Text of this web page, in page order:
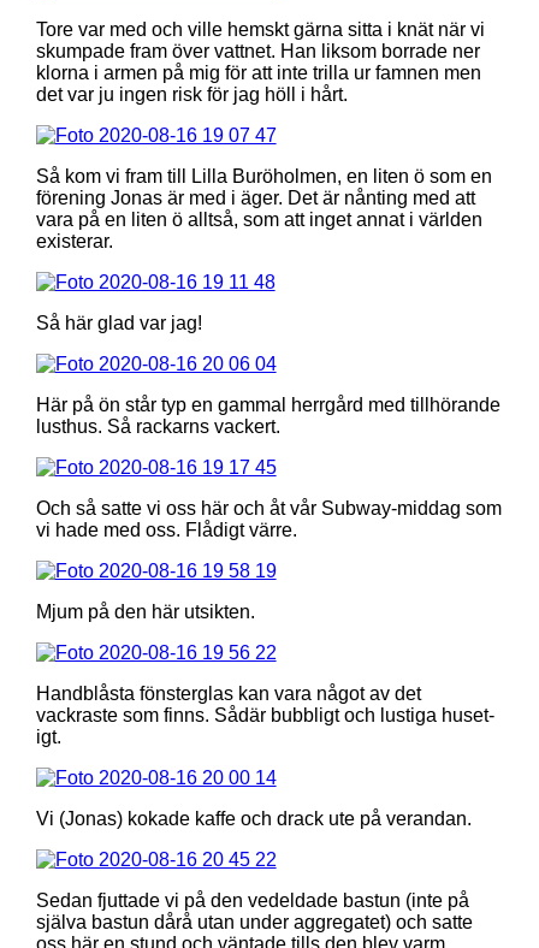
Tore var med och ville hemskt gärna sitta i knät när vi
skumpade fram över vattnet. Han liksom borrade ner
klorna i armen på mig för att inte trilla ur famnen men
det var ju ingen risk för jag höll i hårt.
Så kom vi fram till Lilla Buröholmen, en liten ö som en
förening Jonas är med i äger. Det är nånting med att
vara på en liten ö alltså, som att inget annat i världen
existerar.
Så här glad var jag!
Här på ön står typ en gammal herrgård med tillhörande
lusthus. Så rackarns vackert.
Och så satte vi oss här och åt vår Subway-middag som
vi hade med oss. Flådigt värre.
Mjum på den här utsikten.
Handblåsta fönsterglas kan vara något av det
vackraste som finns. Sådär bubbligt och lustiga huset-
igt.
Vi (Jonas) kokade kaffe och drack ute på verandan.
Sedan fjuttade vi på den vedeldade bastun (inte på
själva bastun dårå utan under aggregatet) och satte
oss här en stund och väntade tills den blev varm.